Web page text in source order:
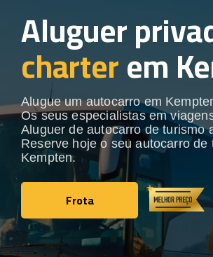
Aluguer
charterem
Alugue um autocarro em
Os seus especialistas em
Aluguer de autocarro de turismo
Reserve hoje o seu autocarro
Kempten.
Frota
Frota